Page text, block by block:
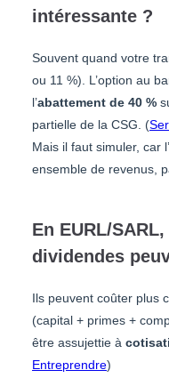
intéressante ?
Souvent quand votre
ou 11 %). L’option au
l’abattement de 40 %
partielle de la CSG. (
Mais il faut simuler, car
ensemble de revenus,
En EURL/
dividendes
Ils peuvent coûter plus
(capital + primes +
être assujettie à
Entreprendre)